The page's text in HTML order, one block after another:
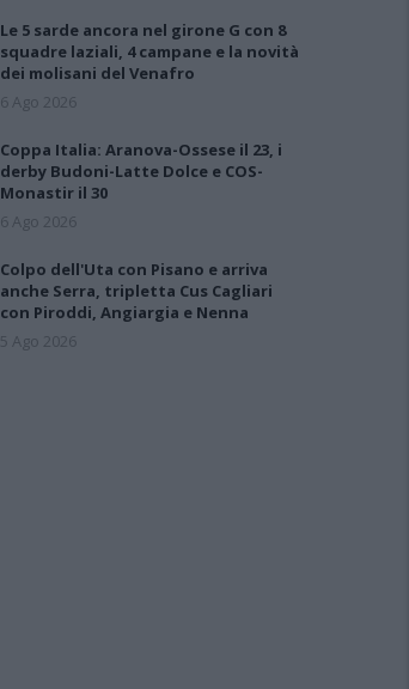
Le 5 sarde ancora nel girone G con 8
squadre laziali, 4 campane e la novità
dei molisani del Venafro
6 Ago 2026
Coppa Italia: Aranova-Ossese il 23, i
derby Budoni-Latte Dolce e COS-
Monastir il 30
6 Ago 2026
Colpo dell'Uta con Pisano e arriva
anche Serra, tripletta Cus Cagliari
con Piroddi, Angiargia e Nenna
5 Ago 2026